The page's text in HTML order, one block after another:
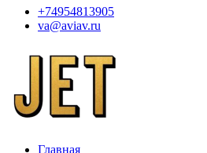
+74954813905
va@aviav.ru
Главная